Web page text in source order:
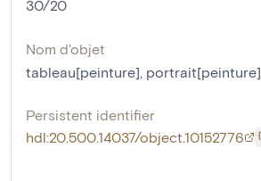
30/20
Nom d'objet
tableau[peinture], portrait[peinture]
Persistent identifier
hdl:20.500.14037/object.10152776